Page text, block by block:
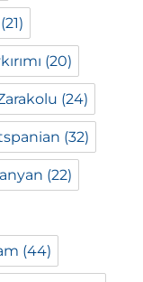
(21)
(20)
(24)
(32)
(22)
(44)